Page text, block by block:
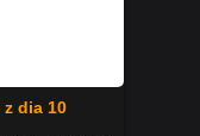
dia 10